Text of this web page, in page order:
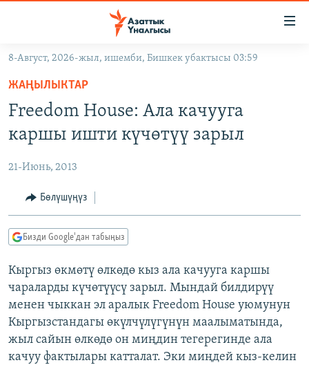
Навигацияга
өтүңүз
Издөөгө
салыңыз
КЫРГЫЗСТАН
ЭКОНОМИКА
МАДАНИЯТ
БОРБОР АЗИЯ
УКРАИНА
АТАЙЫН ИЛИКТӨӨ
ТВ ПРОГРАММАЛАР
ЭКСПЕРТТЕР ТАЛДАЙТ
БИЗ ЖАНА ДҮЙНӨ
ДАНИСТЕ
ЭЖЕ-СИҢДИЛЕР
ӨЗГӨЧӨ ПИКИР
Русский
ОНЛАЙН ШЕРИНЕ
8-Август, 2026-жыл, ишемби, Бишкек убактысы 03:59
ЖАҢЫЛЫКТАР
Freedom House: Ала качууга
каршы ишти күчөтүү зарыл
21-Июнь, 2013
Бөлүшүңүз
Бизди Google'дан табыңыз
Кыргыз өкмөтү өлкөдө кыз ала качууга каршы
чараларды күчөтүүсү зарыл. Мындай билдирүү
менен чыккан эл аралык Freedom House уюмунун
Кыргызстандагы өкүлчүлүгүнүн маалыматында,
жыл сайын өлкөдө он миңдин тегерегинде ала
качуу фактылары катталат. Эки миңдей кыз-келин